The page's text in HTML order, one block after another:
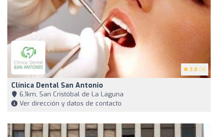
3.8 (4)
Clínica Dental San Antonio
6,1km, San Cristóbal de La Laguna
Ver dirección y datos de contacto